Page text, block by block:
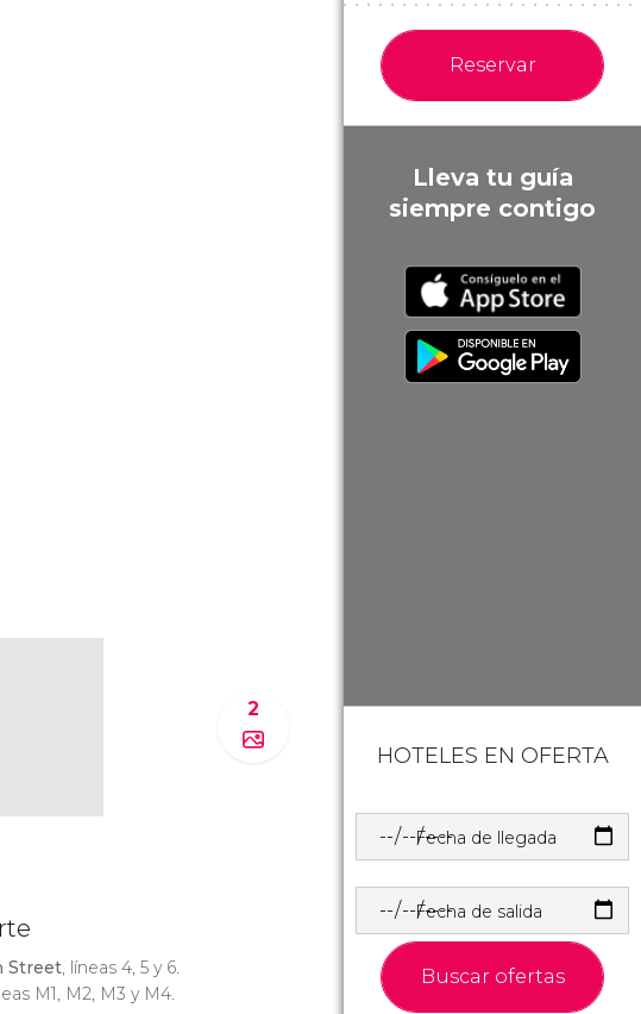
2
Street, líneas 4, 5 y 6.
M1, M2, M3 y M4.
Reservar
Lleva tu guía
siempre contigo
HOTELES EN OFERTA
Fecha de llegada
Fecha de salida
Buscar ofertas